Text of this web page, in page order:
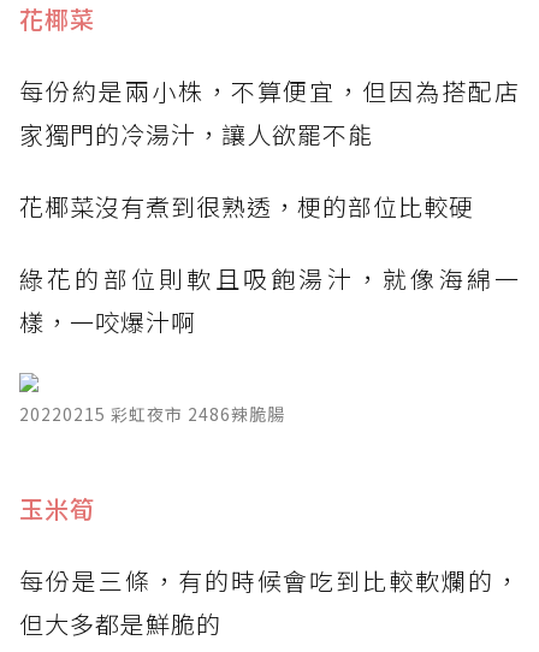
​花椰菜
每份約是兩小株，不算便宜，但因為搭配店
家獨門的冷湯汁，讓人欲罷不能
花椰菜沒有煮到很熟透，梗的部位比較硬
綠花的部位則軟且吸飽湯汁，就像海綿一
樣，一咬爆汁啊
20220215 彩虹夜市 2486辣脆腸
​玉米筍
每份是三條，有的時候會吃到比較軟爛的，
但大多都是鮮脆的